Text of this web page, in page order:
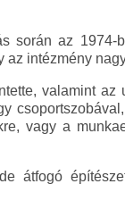
során az
intézmény
valamint
vagy a
átfogó